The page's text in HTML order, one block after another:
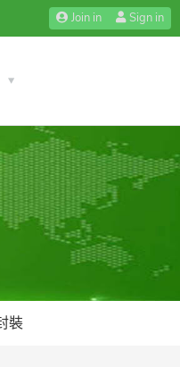
Join in Sign in
裝​